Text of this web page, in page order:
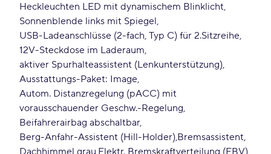
Heckleuchten LED mit dynamischem Blinklicht
Sonnenblende links mit Spiegel
USB-Ladeanschlüsse (2-fach, Typ C) für 2.Sitzreihe
12V-Steckdose im Laderaum
aktiver Spurhalteassistent (Lenkunterstützung)
Ausstattungs-Paket: Image
Autom. Distanzregelung (pACC) mit
vorausschauender Geschw.-Regelung
Beifahrerairbag abschaltbar
Berg-Anfahr-Assistent (Hill-Holder) Bremsassistent
Dachhimmel grau Elektr. Bremskraftverteilung (EBV)